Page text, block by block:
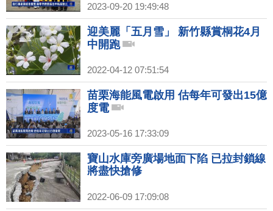
2023-09-20 19:49:48
迎美麗「五月雪」 新竹縣賞桐花4月
中開跑
2022-04-12 07:51:54
苗栗海能風電啟用 估每年可發出15億
度電
2023-05-16 17:33:09
寶山水庫旁廣場地面下陷 已拉封鎖線
將盡快搶修
2022-06-09 17:09:08